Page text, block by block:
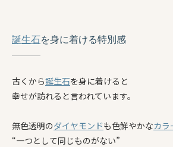
誕生石を身に着ける特別感
古くから誕生石を身に着けると
幸せが訪れると言われています。
無色透明のダイヤモンドも色鮮やかなカラ
“一つとして同じものがない”